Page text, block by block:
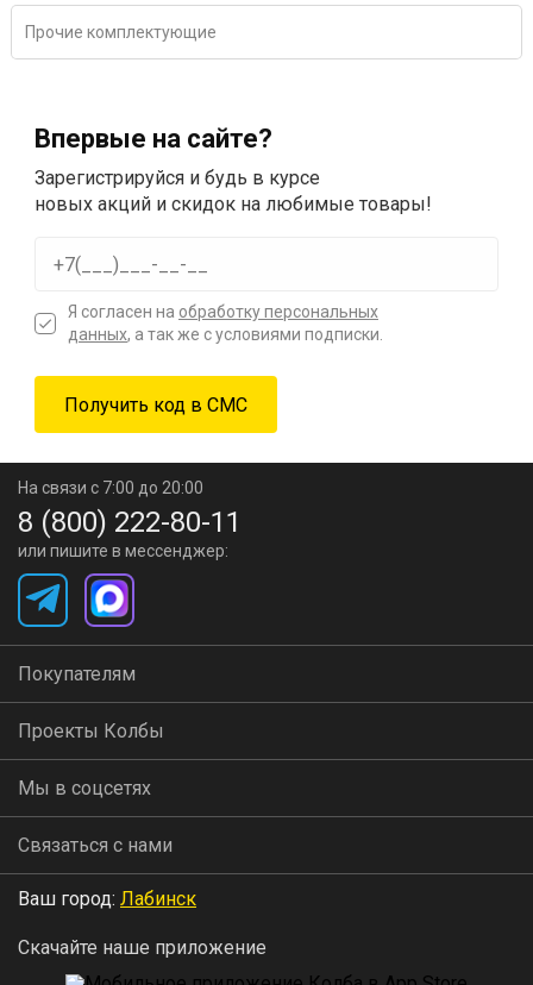
Прочие комплектующие
Впервые на сайте?
Зарегистрируйся и будь в курсе
новых акций и скидок на любимые товары!
Я согласен на обработку персональных
данных, а так же с условиями подписки.
На связи с 7:00 до 20:00
8 (800) 222-80-11
или пишите в мессенджер:
Покупателям
Проекты Колбы
Мы в соцсетях
Связаться с нами
Ваш город: Лабинск
Скачайте наше приложение